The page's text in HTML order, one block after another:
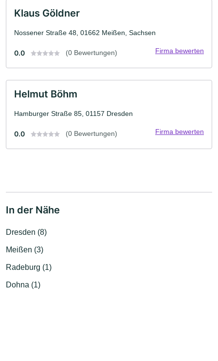
Klaus Göldner
Nossener Straße 48, 01662 Meißen, Sachsen
0.0 (0 Bewertungen) Firma bewerten
Helmut Böhm
Hamburger Straße 85, 01157 Dresden
0.0 (0 Bewertungen) Firma bewerten
In der Nähe
Dresden (8)
Meißen (3)
Radeburg (1)
Dohna (1)